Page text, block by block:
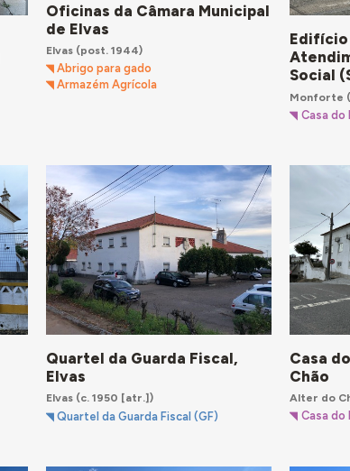
Oficinas da Câmara Municipal
de Elvas
Elvas(post. 1944)
Abrigo para gado
Armazém Agrícola
Edifício
Social
Monforte
Casa do
Quartel da Guarda Fiscal,
Elvas
Elvas(c. 1950 [atr.])
Quartel da Guarda Fiscal (GF)
Casa
Chão
Alter do
Casa do